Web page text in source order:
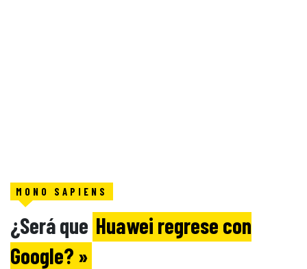
MONO SAPIENS
¿Será que Huawei regrese con
Google? »